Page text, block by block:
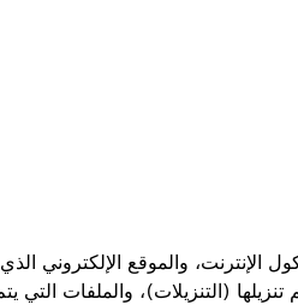
الإنترنت، والموقع الإلكتروني
(التنزيلات)، والملفات التي